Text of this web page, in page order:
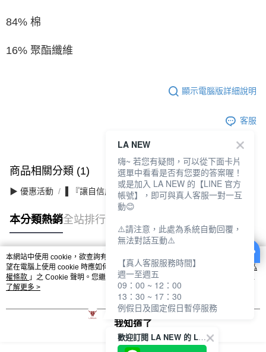
84% 棉
16% 聚酯纖維
顯示電腦版詳細說明
客服
商品相關分類 (1)
▶ 優惠活動 ▌『讓自信成為日常』滿件最高3折
本分類熱銷全站排行
熱門標籤
本網站中使用 cookie，欲查詢有關本網站使用 cookie 方式之詳情，及若您不希
望在電腦上使用 cookie 時應如何變更電腦的 cookie 設定，請參閱本網站「
隱私
權條款 」之 Cookie 聲明。您繼續使用本網站即表示您同意本公司得按本網站使
用條款之 Cookie 聲明使用 cookie。
了解更多 >
我知道了
歡迎訂閱 LA NEW 的 LINE 官方帳號
LA NEW
嗨~ 若您有疑問，可以從下面卡片
選單中看看是否有您要的答案喔！
或是加入 LA NEW 的【LINE 官方
帳號】，即可與真人客服一對一互
動😊
⚠️請注意，此處為系統自動回覆，
無法對話互動⚠️
【真人客服服務時間】
週一至週五
09：00 ~ 12：00
13：30 ~ 17：30
例假日及國定假日暫停服務